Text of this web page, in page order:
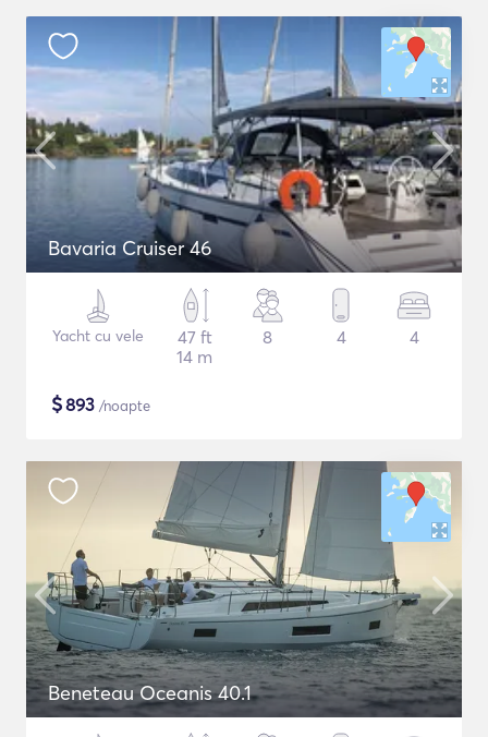
Bavaria Cruiser 46
Yacht cu vele
47 ft
14 m
8 4 4
$893 /noapte
Beneteau Oceanis 40.1